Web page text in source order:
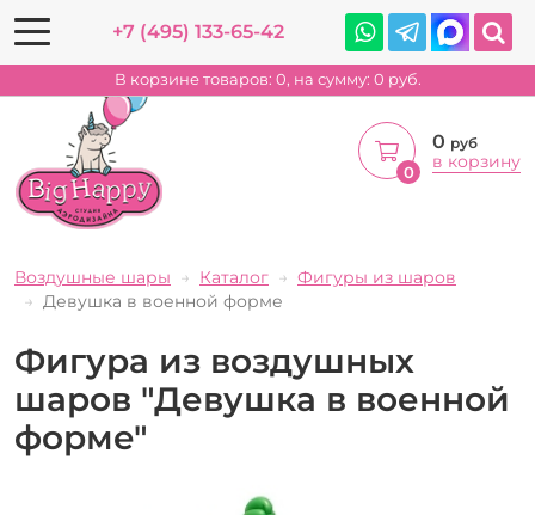
+7 (495) 133-65-42
В корзине товаров: 0, на сумму: 0 руб.
0
0 руб
в корзину
Воздушные шары Каталог
Фигуры из шаров
Девушка в военной форме
Фигура из воздушных
шаров "Девушка в военной
форме"